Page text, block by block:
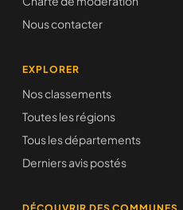
Nous contacter
EXPLORER
Nos classements
Toutes les régions
Tous les départements
Derniers avis postés